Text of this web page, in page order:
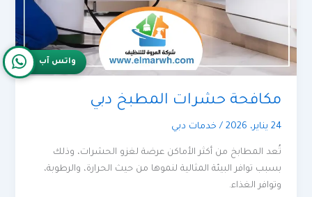
مكافحة حشرات المطبخ دبي
24 يناير، 2026 / خدمات دبي
تُعد المطابخ من أكثر الأماكن عرضة لغزو الحشرات، وذلك
بسبب توافر البيئة المثالية لنموها من حيث الحرارة، والرطوبة،
وتوافر الغذاء.
واتس آب